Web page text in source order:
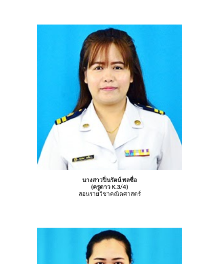
นางสาวปิ่นรัตน์ พลซื่อ
(ครูดาว K.3/4)
สอนรายวิชาคณิตศาสตร์